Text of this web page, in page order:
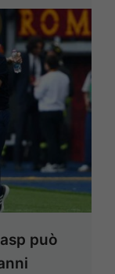
può